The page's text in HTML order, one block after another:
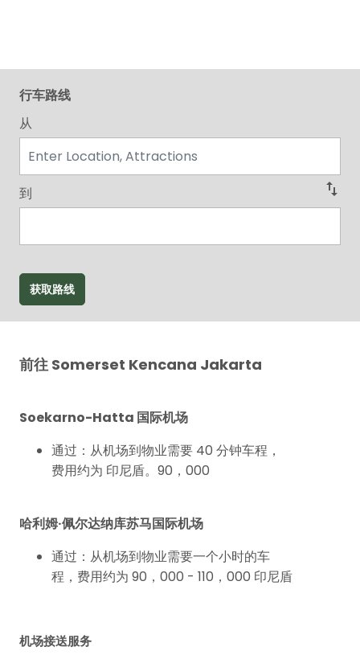
行车路线
从
到 swap_vert
获取路线
前往 Somerset Kencana Jakarta
Soekarno-Hatta 国际机场
通过：从机场到物业需要 40 分钟车程，
费用约为 印尼盾。90，000
哈利姆·佩尔达纳库苏马国际机场
通过：从机场到物业需要一个小时的车
程，费用约为 90，000 - 110，000 印尼盾
机场接送服务